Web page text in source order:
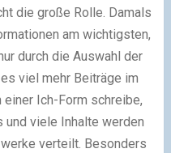
die große Rolle. Damals
am wichtigsten,
durch die Auswahl der
viel mehr Beiträge im
einer Ich-Form schreibe,
viele Inhalte werden
verteilt. Besonders